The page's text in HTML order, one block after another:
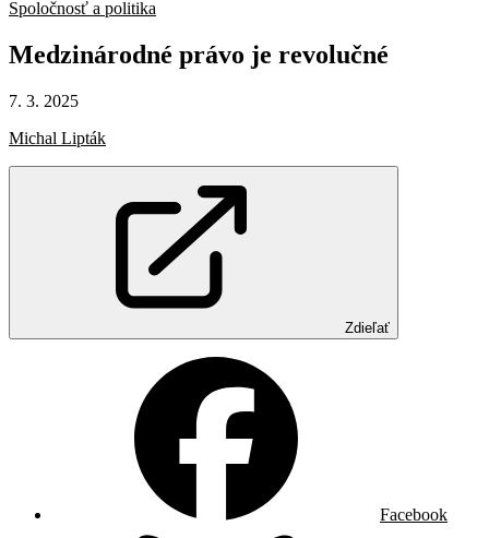
Spoločnosť a politika
Medzinárodné právo je revolučné
7. 3. 2025
Michal Lipták
Zdieľať
Facebook